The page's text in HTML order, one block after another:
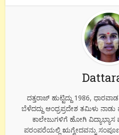
ದತ್ತರಾಜ್ ಹುಟ್ಟಿದ್ದು 1986,
ಬೆಳೆದದ್ದು ಆಂಧ್ರಪ್ರದೇಶ ತಮಿಳು
ಕಾಲೇಜುಗಳಿಗೆ ಹೋಗಿ
ಪರಂಪರೆಯಲ್ಲಿ ಋಗ್ವೇದವನ್ನು